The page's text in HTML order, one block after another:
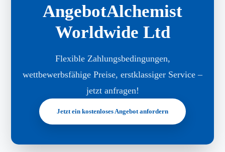
AngebotAlchemist
Worldwide Ltd
Flexible Zahlungsbedingungen,
wettbewerbsfähige Preise, erstklassiger Service –
jetzt anfragen!
Jetzt ein kostenloses Angebot anfordern